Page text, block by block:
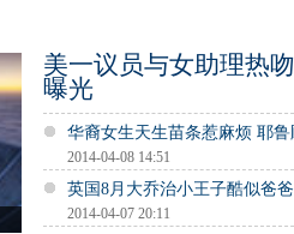
美一议员与女助理热
曝光
华裔女生天生苗条惹麻烦 耶
2014-04-08 14:51
英国8月大乔治小王子酷似爸
2014-04-07 20:11